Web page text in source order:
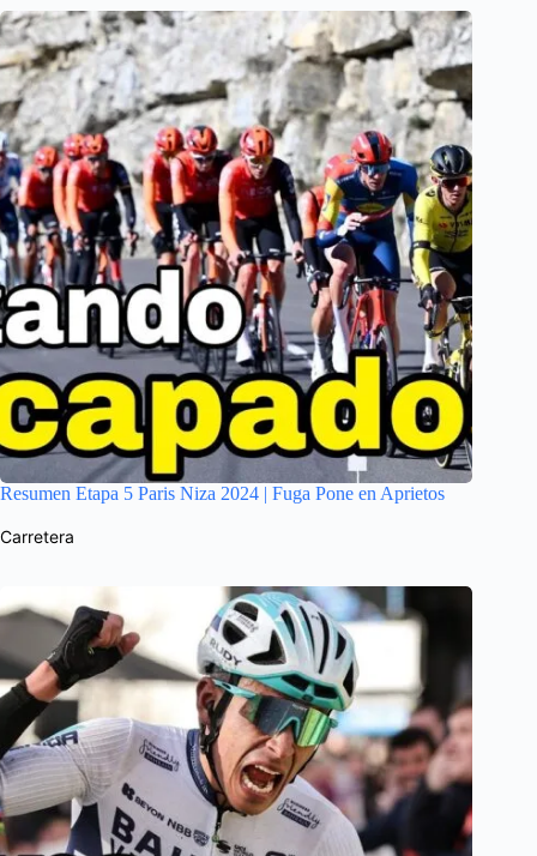
Resumen Etapa 5 Paris Niza 2024 | Fuga Pone en Aprietos
Carretera